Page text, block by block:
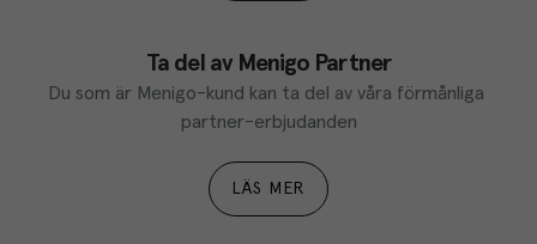
Ta del av Menigo Partner
Du som är Menigo-kund kan ta del av våra förmånliga
partner-erbjudanden
LÄS MER